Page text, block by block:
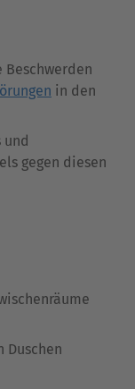
Beschwerden
in den
und
gegen diesen
Duschen